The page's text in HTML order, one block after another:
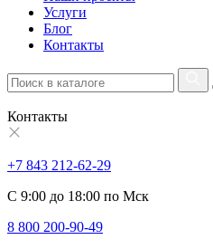
Услуги
Блог
Контакты
Контакты
+7 843 212-62-29
С 9:00 до 18:00 по Мск
8 800 200-90-49